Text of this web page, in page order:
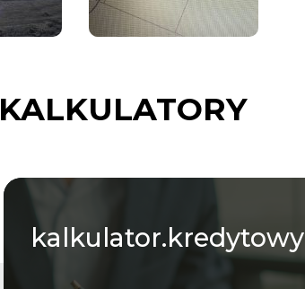
KALKULATORY
kalkulator.kredytowy